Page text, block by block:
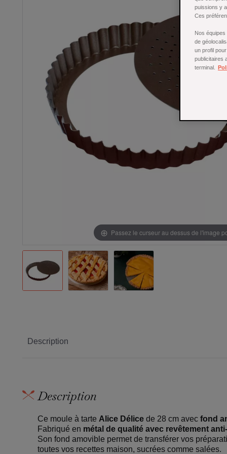
Passez le curseur au dessus de l'image
Description
Description
Ce moule à tarte Alice Délice de 28 cm avec fond
Fabriqué en métal de qualité avec revêtement
Son fond amovible permet de transférer vos
toutes vos recettes maison, sucrées comme salées.
puissions y
Ces
Nos
de
un profil
publicitaires
terminal.